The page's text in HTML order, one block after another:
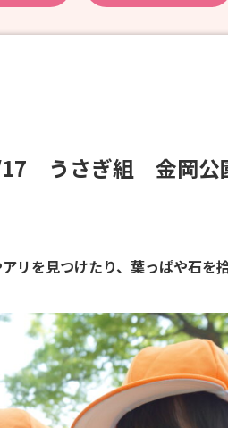
うさぎ組 金岡公
リを見つけたり、葉っぱや石を